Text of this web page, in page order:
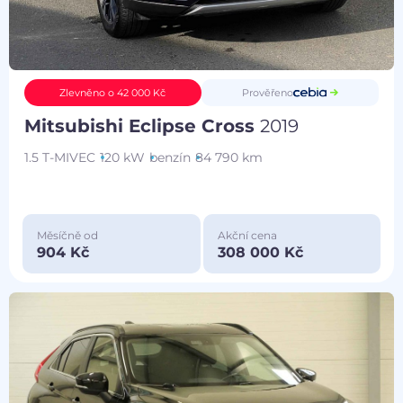
Zlevněno o 42 000 Kč Prověřeno
Mitsubishi Eclipse Cross2019
1.5 T-MIVEC 120 kW benzín 84 790 km
Měsíčně od
904 Kč
Akční cena
308 000 Kč